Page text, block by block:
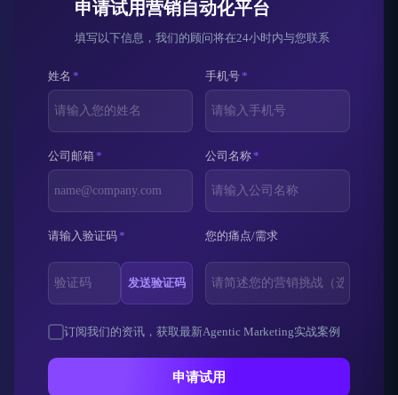
申请试用营销自动化平台
填写以下信息，我们的顾问将在24小时内与您联系
姓名 * 手机号*
公司邮箱* 公司名称*
请输入验证码*
发送验证码
您的痛点/需求
订阅我们的资讯，获取最新Agentic Marketing实战案例
申请试用